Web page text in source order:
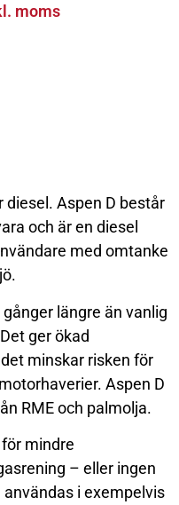
moms
diesel. Aspen D består
och är en diesel
med omtanke
längre än vanlig
ger ökad
minskar risken för
Aspen D
RME och palmolja.
mindre
– eller ingen
i exempelvis